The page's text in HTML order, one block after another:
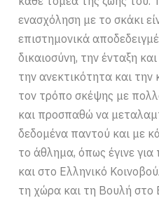
ενασχόληση με το σκάκι
επιστημονικά
δικαιοσύνη, την ένταξη
την ανεκτικότητα και
τον τρόπο σκέψης με
και προσπαθώ να
δεδομένα παντού και με
το άθλημα, όπως έγινε
και στο Ελληνικό
τη χώρα και τη Βουλή στο